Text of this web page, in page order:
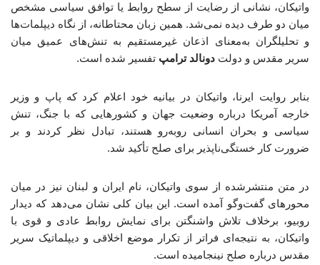
واتیکان، نشانی از رضایت از سطح روابط یا توافق سیاسی مشخص
میان دو طرف دیده نمی‌شد. همین زبان محتاطانه، از نگاه دیپلمات‌ها
و تحلیلگران به‌معنای اذعان غیرمستقیم به تنش‌های عمیق میان
سریر مقدس و دولت دونالد ترامپ تفسیر شده است.
بنابر روایت ایرنا، واتیکان در بیانیه خود اعلام کرد که پاپ و وزیر
خارجه آمریکا درباره وضعیت جهان و کشورهایی که با جنگ، تنش
سیاسی و بحران انسانی روبه‌رو هستند، تبادل نظر کردند و بر
ضرورت کار خستگی‌ناپذیر برای صلح تأکید شد.
در متن منتشرشده از سوی واتیکان، نام ایران و لبنان نیز در میان
محورهای گفت‌وگو آمده است. این بیان کلی نشان می‌دهد که دیدار
روبیو، برخلاف تلاش واشنگتن برای نمایش روابط عادی و قوی با
واتیکان، به نتیجه‌ای فراتر از تکرار موضع اخلاقی و دیپلماتیک سریر
مقدس درباره صلح نینجامیده است.